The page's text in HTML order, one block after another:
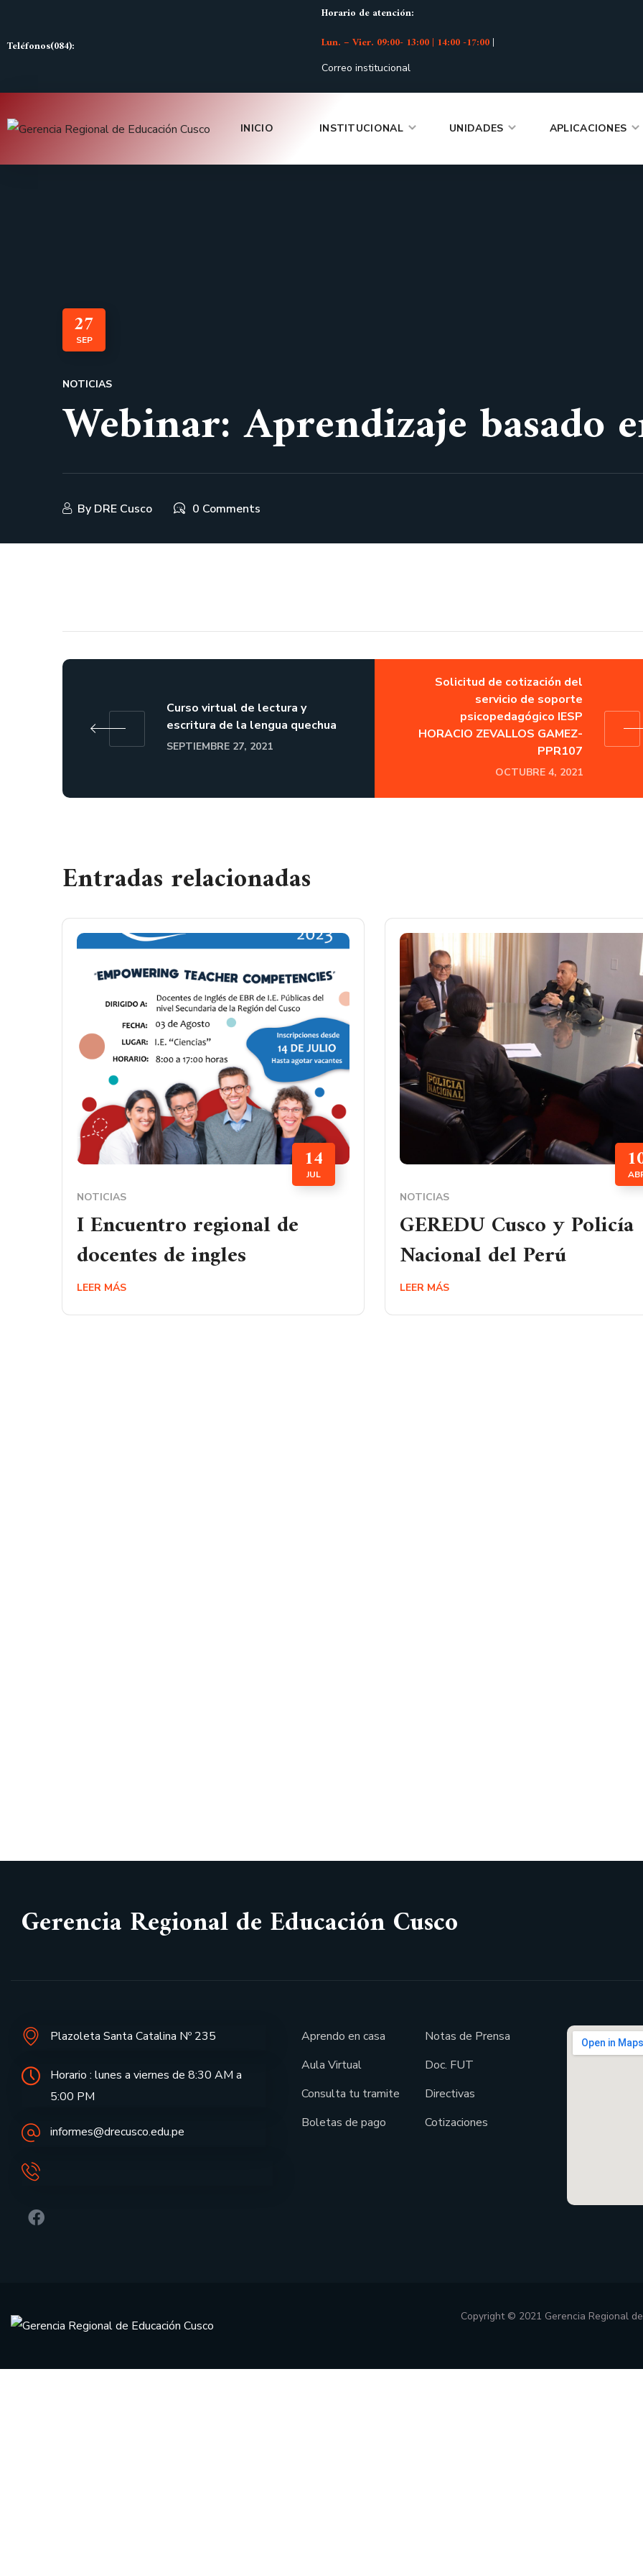
Teléfonos(084):
Horario de atención:
Lun. – Vier. 09:00- 13:00 | 14:00 -17:00|
Correo institucional
INICIO INSTITUCIONAL UNIDADES APLICACIONES
27
SEP
NOTICIAS
Webinar: Aprendizaje basado
By DRE Cusco 0 Comments
Curso virtual de lectura y
escritura de la lengua quechua
SEPTIEMBRE 27, 2021
Solicitud de cotización del
servicio de soporte
psicopedagógico IESP
HORACIO ZEVALLOS GAMEZ-
PPR107
OCTUBRE 4, 2021
Entradas relacionadas
14
JUL
NOTICIAS
I Encuentro regional de
docentes de ingles
LEER MÁS
NOTICIAS
GEREDU Cusco y Policía
Nacional del Perú
LEER MÁS
Gerencia Regional de Educación Cusco
Plazoleta Santa Catalina Nº 235
Horario : lunes a viernes de 8:30 AM a
5:00 PM
informes@drecusco.edu.pe
Aprendo en casa
Aula Virtual
Consulta tu tramite
Boletas de pago
Notas de Prensa
Doc. FUT
Directivas
Cotizaciones
Copyright © 2021 Gerencia Regional